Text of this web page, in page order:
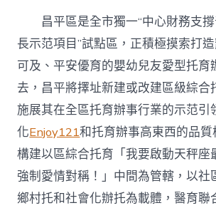
昌平區是全市獨一“中心財務支
長示范項目”試點區，正積極摸索打
可及、平安優育的嬰幼兒友愛型托育
去，昌平將擇址新建或改建區級綜合
施展其在全區托育辦事行業的示范引
化Enjoy121和托育辦事高東西的品質
構建以區綜合托育「我要啟動天秤座
強制愛情對稱！」中間為管轄，以社
鄉村托和社會化辦托為載體，醫育聯